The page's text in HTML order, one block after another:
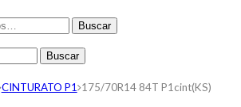
Buscar
Buscar
CINTURATO P1 175/70R14 84T P1cint(KS)